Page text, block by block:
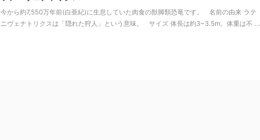
今から約7,550万年前(白亜紀)に生息していた肉食の獣脚類恐竜です。 名前の由来 ラテ
ニヴェナトリクスは「隠れた狩人」という意味。 サイズ 体長は約3~3.5m。体重は不 ...